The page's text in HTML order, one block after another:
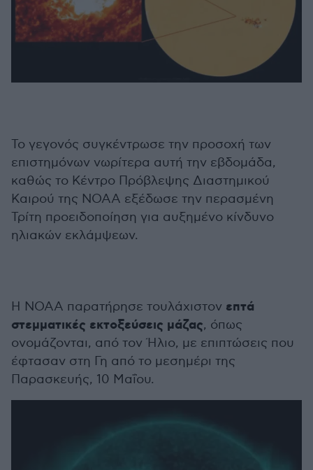
Το γεγονός συγκέντρωσε την προσοχή των
επιστημόνων νωρίτερα αυτή την εβδομάδα,
καθώς το Κέντρο Πρόβλεψης Διαστημικού
Καιρού της NOAA εξέδωσε την περασμένη
Τρίτη προειδοποίηση για αυξημένο κίνδυνο
ηλιακών εκλάμψεων.
Η NOAA παρατήρησε τουλάχιστον επτά
στεμματικές εκτοξεύσεις μάζας, όπως
ονομάζονται, από τον Ήλιο, με επιπτώσεις που
έφτασαν στη Γη από το μεσημέρι της
Παρασκευής, 10 Μαΐου.